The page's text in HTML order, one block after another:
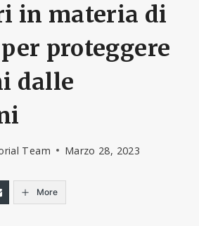
in materia di
proteggere
dalle
Team Marzo 28, 2023
More